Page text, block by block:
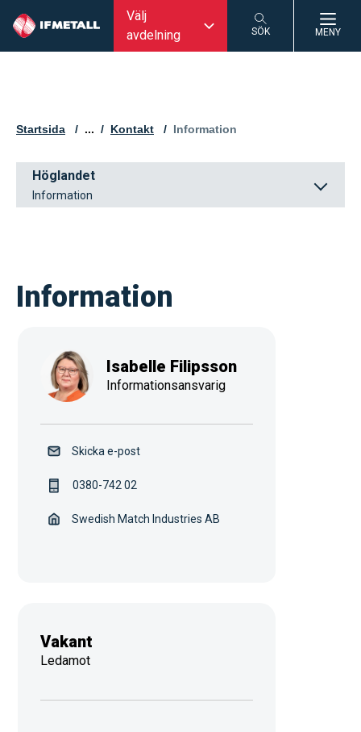
Välj
avdelning
SÖK MENY
Startsida ... Kontakt Aktuell sida:
Information
Höglandet
Information
Information
Isabelle Filipsson
Informationsansvarig
Skicka e-post
0380-742 02
Swedish Match Industries AB
Vakant
Ledamot